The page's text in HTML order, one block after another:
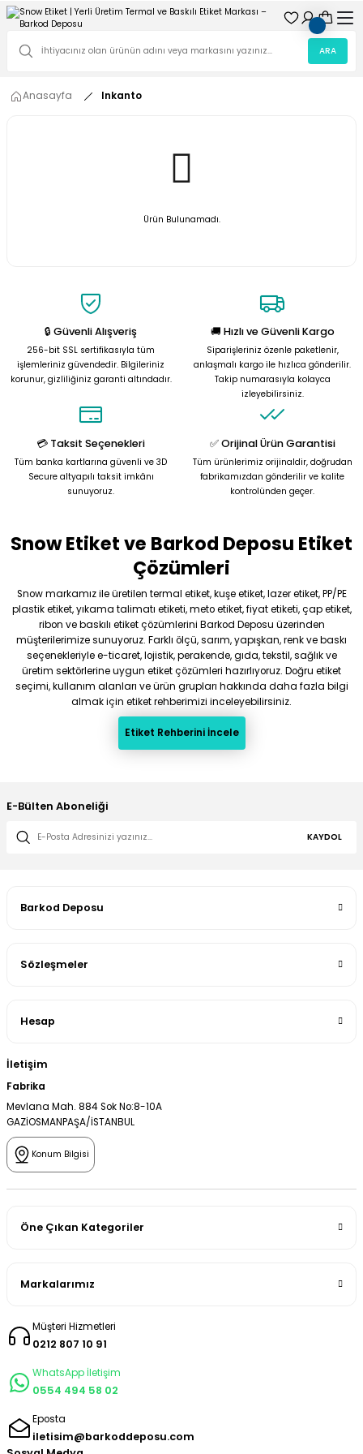
ARA
Anasayfa Inkanto
Ürün Bulunamadı.
🔒 Güvenli Alışveriş
256-bit SSL sertifikasıyla tüm
işlemleriniz güvendedir. Bilgileriniz
korunur, gizliliğiniz garanti altındadır.
🚚 Hızlı ve Güvenli Kargo
Siparişleriniz özenle paketlenir,
anlaşmalı kargo ile hızlıca gönderilir.
Takip numarasıyla kolayca
izleyebilirsiniz.
💳 Taksit Seçenekleri
Tüm banka kartlarına güvenli ve 3D
Secure altyapılı taksit imkânı
sunuyoruz.
✅ Orijinal Ürün Garantisi
Tüm ürünlerimiz orijinaldir, doğrudan
fabrikamızdan gönderilir ve kalite
kontrolünden geçer.
Snow Etiket ve Barkod Deposu Etiket
Çözümleri
Snow markamız ile üretilen termal etiket, kuşe etiket, lazer etiket, PP/PE
plastik etiket, yıkama talimatı etiketi, meto etiket, fiyat etiketi, çap etiket,
ribon ve baskılı etiket çözümlerini Barkod Deposu üzerinden
müşterilerimize sunuyoruz. Farklı ölçü, sarım, yapışkan, renk ve baskı
seçenekleriyle e-ticaret, lojistik, perakende, gıda, tekstil, sağlık ve
üretim sektörlerine uygun etiket çözümleri hazırlıyoruz. Doğru etiket
seçimi, kullanım alanları ve ürün grupları hakkında daha fazla bilgi
almak için etiket rehberimizi inceleyebilirsiniz.
Etiket Rehberini İncele
E-Bülten Aboneliği
KAYDOL
Barkod Deposu
Sözleşmeler
Hesap
İletişim
Fabrika
Mevlana Mah. 884 Sok No:8-10A
GAZİOSMANPAŞA/İSTANBUL
Konum Bilgisi
Öne Çıkan Kategoriler
Markalarımız
Müşteri Hizmetleri
0212 807 10 91
WhatsApp İletişim
0554 494 58 02
Eposta
iletisim@barkoddeposu.com